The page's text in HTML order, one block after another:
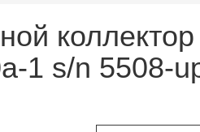
1 s/n 5508-